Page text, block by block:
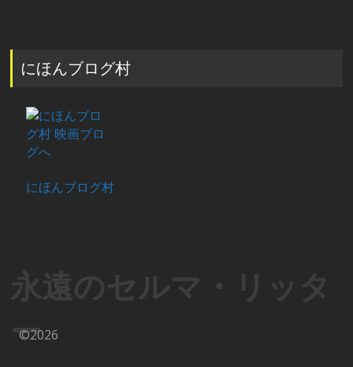
にほんブログ村
にほんブログ村
永遠のセルマ・リッタ
ー
©2026